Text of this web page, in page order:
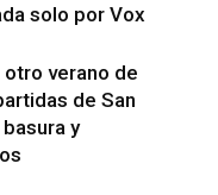
solo por Vox
otro verano de
de San
y